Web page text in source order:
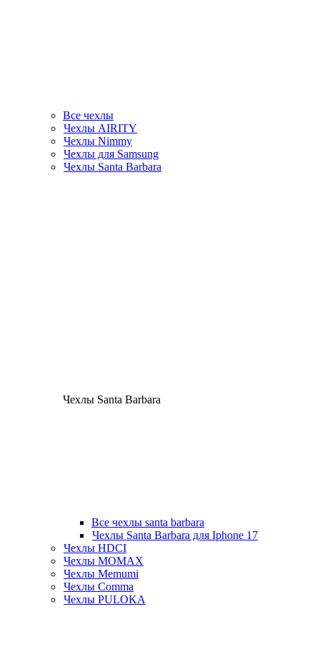
Все чехлы
Чехлы AIRITY
Чехлы Nimmy
Чехлы для Samsung
Чехлы Santa Barbara
Чехлы Santa Barbara
Все чехлы santa barbara
Чехлы Santa Barbara для Iphone 17
Чехлы HDCI
Чехлы MOMAX
Чехлы Memumi
Чехлы Comma
Чехлы PULOKA